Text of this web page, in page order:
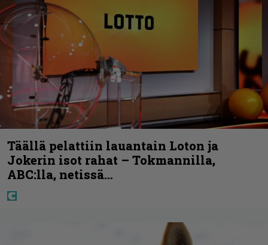
Täällä pelattiin lauantain Loton ja
Jokerin isot rahat – Tokmannilla,
ABC:lla, netissä…